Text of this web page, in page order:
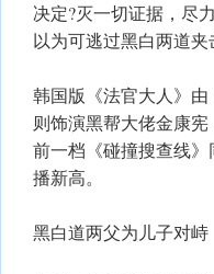
决定?灭一切证据，尽
以为可逃过黑白两道夹
韩国版《法官大人》
则饰演黑帮大佬金康
前一档《碰撞搜查线》
播新高。
黑白道两父为儿子对峙